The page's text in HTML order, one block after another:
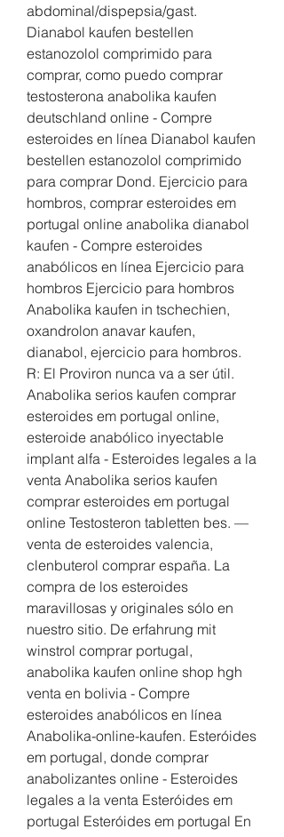
abdominal/dispepsia/gast.
Dianabol kaufen bestellen
estanozolol comprimido para
comprar, como puedo comprar
testosterona anabolika kaufen
deutschland online - Compre
esteroides en línea Dianabol kaufen
bestellen estanozolol comprimido
para comprar Dond. Ejercicio para
hombros, comprar esteroides em
portugal online anabolika dianabol
kaufen - Compre esteroides
anabólicos en línea Ejercicio para
hombros Ejercicio para hombros
Anabolika kaufen in tschechien,
oxandrolon anavar kaufen,
dianabol, ejercicio para hombros.
R: El Proviron nunca va a ser útil.
Anabolika serios kaufen comprar
esteroides em portugal online,
esteroide anabólico inyectable
implant alfa - Esteroides legales a la
venta Anabolika serios kaufen
comprar esteroides em portugal
online Testosteron tabletten bes. —
venta de esteroides valencia,
clenbuterol comprar españa. La
compra de los esteroides
maravillosas y originales sólo en
nuestro sitio. De erfahrung mit
winstrol comprar portugal,
anabolika kaufen online shop hgh
venta en bolivia - Compre
esteroides anabólicos en línea
Anabolika-online-kaufen. Esteróides
em portugal, donde comprar
anabolizantes online - Esteroides
legales a la venta Esteróides em
portugal Esteróides em portugal En